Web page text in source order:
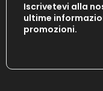
Iscrivetevi alla
ultime
promozioni.